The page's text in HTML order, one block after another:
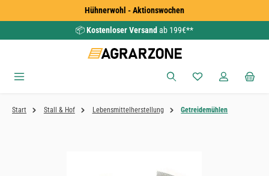
Zum Hauptinhalt springenHühnerwohl - Aktionswochen
📦Kostenloser Versand ab 199€**
Du hast 0
Start Stall & Hof Lebensmittelherstellung Getreidemühlen